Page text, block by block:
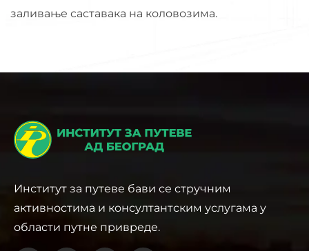
заливање саставака на коловозима.
Институт за путеве бави се стручним
активностима и консултантским услугама у
области путне привреде.